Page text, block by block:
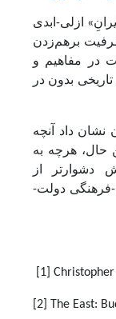
ازلی-ابدی
ظرفیت برهم‌زدن
لازم است در مفاهیم و
بدون در
نشان داد آنچه
حال، هرچه به
دشوارتر از
فرهنگی دولت-
Christopher
The East: